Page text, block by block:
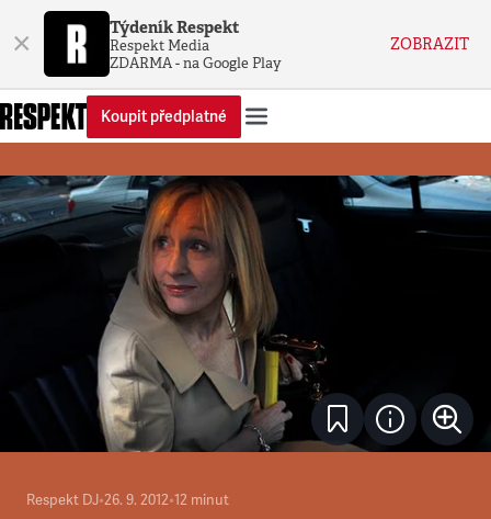
× Týdeník Respekt
Respekt Media
ZDARMA - na Google Play
ZOBRAZIT
Koupit předplatné
Respekt DJ•26. 9. 2012•12 minut